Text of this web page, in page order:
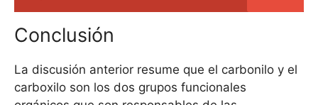
Conclusión
La discusión anterior resume que el carbonilo y el
carboxilo son los dos grupos funcionales